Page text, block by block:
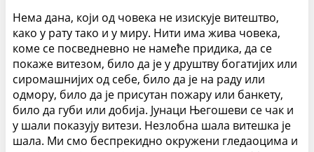
Нема дана, који од човека не изискује витештво,
како у рату тако и у миру. Нити има жива човека,
коме се посведневно не намеће придика, да се
покаже витезом, било да је у друштву богатијих или
сиромашнијих од себе, било да је на раду или
одмору, било да је присутан пожару или банкету,
било да губи или добија. Јунаци Његошеви се чак и
у шали показују витези. Незлобна шала витешка је
шала. Ми смо беспрекидно окружени гледаоцима и